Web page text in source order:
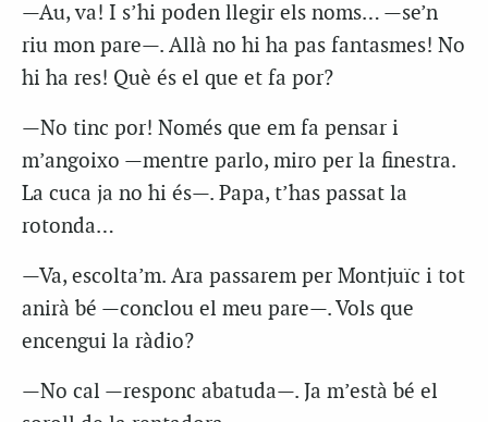
—Au, va! I s’hi poden llegir els noms… —se’n
riu mon pare—. Allà no hi ha pas fantasmes! No
hi ha res! Què és el que et fa por?
—No tinc por! Només que em fa pensar i
m’angoixo —mentre parlo, miro per la finestra.
La cuca ja no hi és—. Papa, t’has passat la
rotonda…
—Va, escolta’m. Ara passarem per Montjuïc i tot
anirà bé —conclou el meu pare—. Vols que
encengui la ràdio?
—No cal —responc abatuda—. Ja m’està bé el